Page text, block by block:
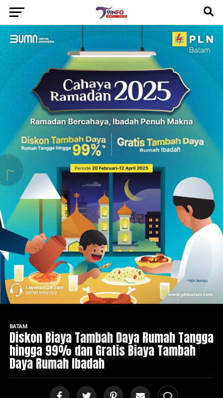
BATAM
Diskon Biaya Tambah Daya Rumah Tangga
hingga 99% dan Gratis Biaya Tambah
Daya Rumah Ibadah